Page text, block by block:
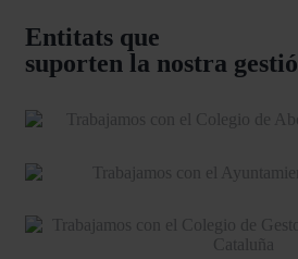
Entitats que
suporten la nostra gestió